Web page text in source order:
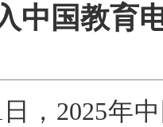
中国教育
，2025年